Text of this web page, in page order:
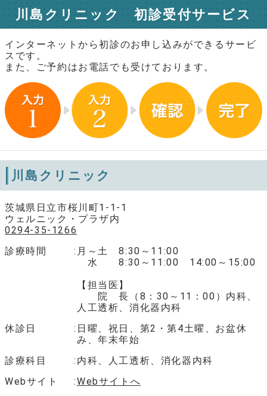
川島クリニック 初診受付サービス
インターネットから初診のお申し込みができるサービ
スです。
また、ご予約はお電話でも受けております。
川島クリニック
茨城県日立市桜川町1-1-1
ウェルニック・プラザ内
0294-35-1266
診療時間
月～土 8:30～11:00
水 8:30～11:00 14:00～15:00
【担当医】
院 長（8：30～11：00）内科、
人工透析、消化器内科
休診日
日曜、祝日、第2・第4土曜、お盆休
み、年末年始
診療科目
内科、人工透析、消化器内科
Webサイト
Webサイトへ